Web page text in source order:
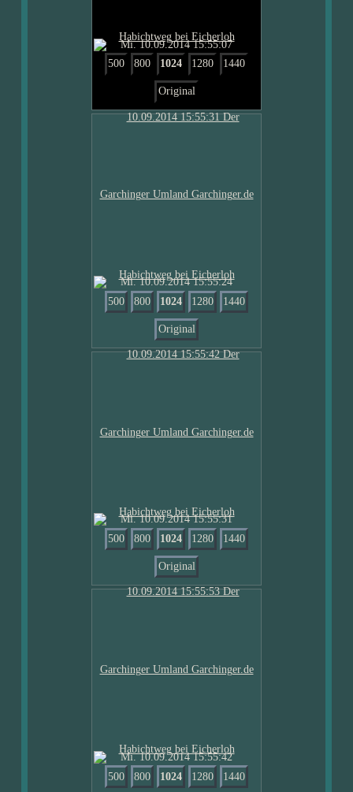
Mi. 10.09.2014 15:55:07
500
800 1024 1280 1440
Original
Mi. 10.09.2014 15:55:24
500
800 1024 1280 1440
Original
Mi. 10.09.2014 15:55:31
500
800 1024 1280 1440
Original
Mi. 10.09.2014 15:55:42
500
800 1024 1280 1440